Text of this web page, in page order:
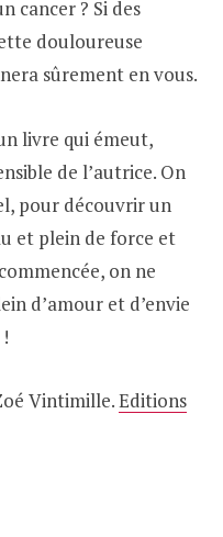
cancer ? Si des
douloureuse
sûrement en vous.
livre qui émeut,
de l’autrice. On
pour découvrir un
et plein de force et
on ne
d’amour et d’envie
Vintimille.Editions